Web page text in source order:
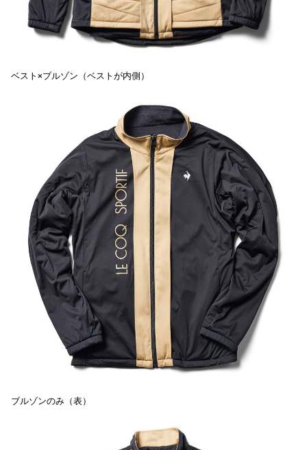
ベスト×ブルゾン（ベストが内側）
ブルゾンのみ（表）